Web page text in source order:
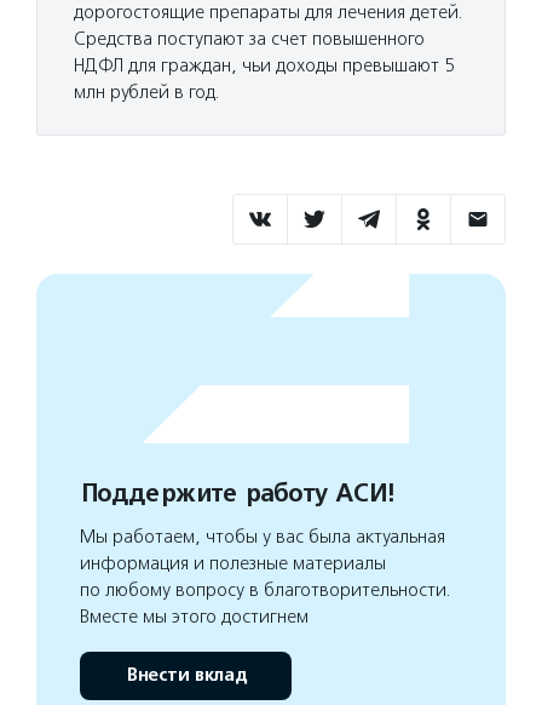
дорогостоящие препараты для лечения детей.
Средства поступают за счет повышенного
НДФЛ для граждан, чьи доходы превышают 5
млн рублей в год.
Поддержите работу АСИ!
Мы работаем, чтобы у вас была актуальная
информация и полезные материалы
по любому вопросу в благотворительности.
Вместе мы этого достигнем
Внести вклад